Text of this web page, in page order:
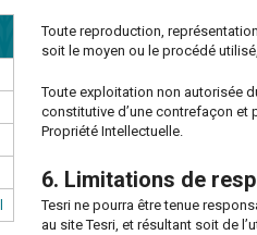
Toute reproduction,
soit le moyen ou le procédé
Toute exploitation non autorisée
constitutive d’une contrefaçon et
Propriété Intellectuelle.
6. Limitations de
Tesri ne pourra être tenue
au site Tesri, et résultant soit de